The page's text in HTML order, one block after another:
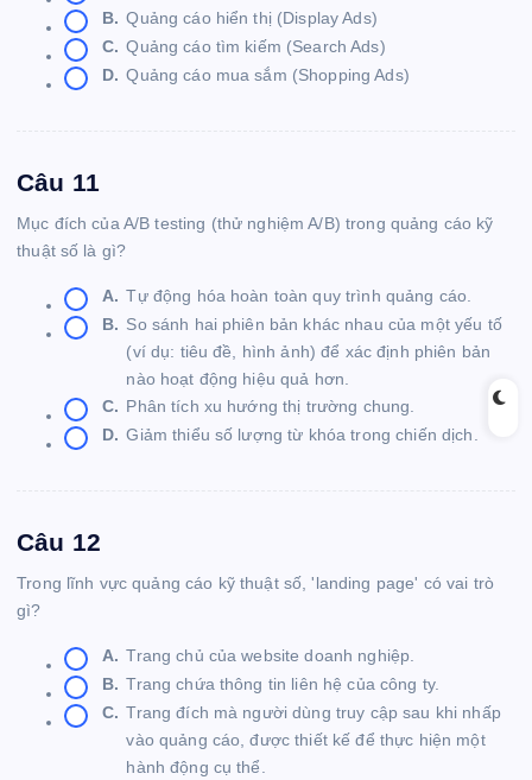
B. Quảng cáo hiển thị (Display Ads)
C. Quảng cáo tìm kiếm (Search Ads)
D. Quảng cáo mua sắm (Shopping Ads)
Câu 11
Mục đích của A/B testing (thử nghiệm A/B) trong quảng cáo kỹ
thuật số là gì?
A. Tự động hóa hoàn toàn quy trình quảng cáo.
B. So sánh hai phiên bản khác nhau của một yếu tố
(ví dụ: tiêu đề, hình ảnh) để xác định phiên bản
nào hoạt động hiệu quả hơn.
C. Phân tích xu hướng thị trường chung.
D. Giảm thiểu số lượng từ khóa trong chiến dịch.
Câu 12
Trong lĩnh vực quảng cáo kỹ thuật số, 'landing page' có vai trò
gì?
A. Trang chủ của website doanh nghiệp.
B. Trang chứa thông tin liên hệ của công ty.
C. Trang đích mà người dùng truy cập sau khi nhấp
vào quảng cáo, được thiết kế để thực hiện một
hành động cụ thể.